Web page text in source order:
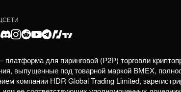
платформа для пиринговой (Р2Р) торговли
выпущенные под товарной маркой BMEX,
компании HDR Global Trading Limited,